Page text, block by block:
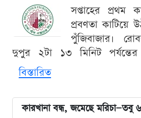
সপ্তাহের প্রথম
প্রবণতা কাটিয়ে
পুঁজিবাজার।
দুপুর ২টা ১৩ মিনিট
বিস্তারিত
কারখানা বন্ধ, জমেছে মরিচা—তবু ৬